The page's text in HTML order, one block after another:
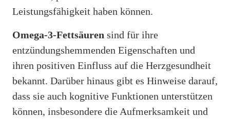
Leistungsfähigkeit haben können.
Omega-3-Fettsäuren sind für ihre
entzündungshemmenden Eigenschaften und
ihren positiven Einfluss auf die Herzgesundheit
bekannt. Darüber hinaus gibt es Hinweise darauf,
dass sie auch kognitive Funktionen unterstützen
können, insbesondere die Aufmerksamkeit und